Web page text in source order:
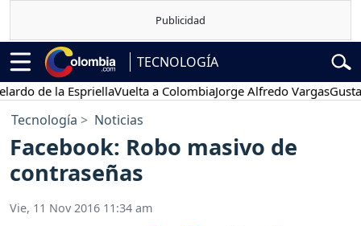
TECNOLOGÍA
de la EspriellaVuelta a ColombiaJorge Alfredo VargasGustavo
Tecnología Noticias
Facebook: Robo masivo de
contraseñas
Vie, 11 Nov 2016 11:34 am